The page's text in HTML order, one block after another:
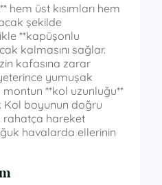
hem üst kısımları hem
şekilde
**kapüşonlu
kalmasını sağlar.
kafasına zarar
yumuşak
montun **kol uzunluğu**
Kol boyunun doğru
rahatça hareket
havalarda ellerinin